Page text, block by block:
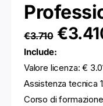
€3.710
Include:
Valore licenza: €
Assistenza tecnica
Corso di